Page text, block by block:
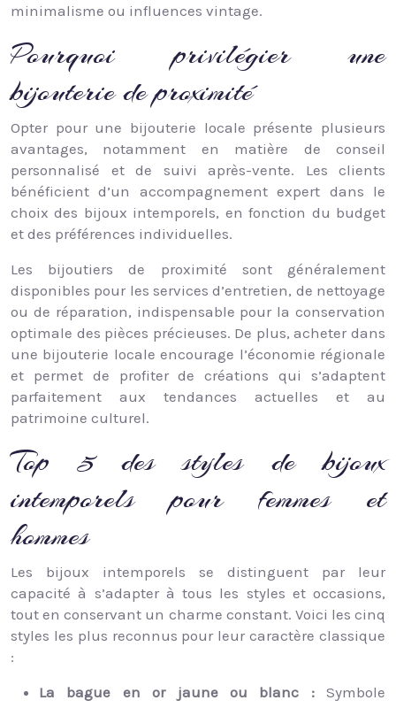
minimalisme ou influences vintage.
Pourquoi privilégier une
bijouterie de proximité
Opter pour une bijouterie locale présente plusieurs
avantages, notamment en matière de conseil
personnalisé et de suivi après-vente. Les clients
bénéficient d’un accompagnement expert dans le
choix des bijoux intemporels, en fonction du budget
et des préférences individuelles.
Les bijoutiers de proximité sont généralement
disponibles pour les services d’entretien, de nettoyage
ou de réparation, indispensable pour la conservation
optimale des pièces précieuses. De plus, acheter dans
une bijouterie locale encourage l’économie régionale
et permet de profiter de créations qui s’adaptent
parfaitement aux tendances actuelles et au
patrimoine culturel.
Top 5 des styles de bijoux
intemporels pour femmes et
hommes
Les bijoux intemporels se distinguent par leur
capacité à s’adapter à tous les styles et occasions,
tout en conservant un charme constant. Voici les cinq
styles les plus reconnus pour leur caractère classique
:
La bague en or jaune ou blanc :Symbole